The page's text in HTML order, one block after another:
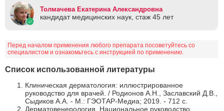
от 30.06.09
Я КОМПАНИЯ
(Россия)
Толмачева Екатерина Александровна
кандидат медицинских наук, стаж 45 лет
Перед началом применения любого препарата посоветуйтесь со
специалистом и ознакомьтесь с инструкцией по применению.
Список использованной литературы
Клиническая дерматология: иллюстрированное
руководство для врачей. / Родионов А.Н., Заславский Д.В.,
Сыдиков А.А. - М.: ГЭОТАР-Медиа; 2019. - 712 c.
Дерматовенерология. Национальное руководство.